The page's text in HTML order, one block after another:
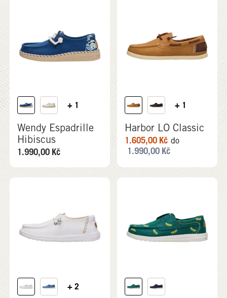
+ 1
Wendy Espadrille
Hibiscus
1.990,00 Kč
+ 1
Harbor LO Classic
1.605,00 Kč do
1.990,00 Kč
+ 2